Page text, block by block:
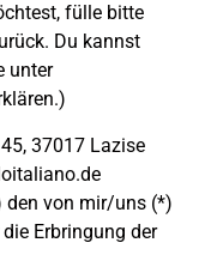
fülle bitte
Du kannst
unter
37017 Lazise
von mir/uns (*)
Erbringung der